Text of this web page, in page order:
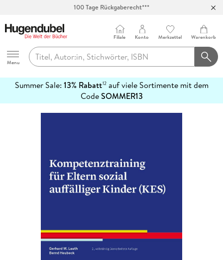
100 Tage Rückgaberecht***
Hugendubel
Menu
Filiale Konto Merkzettel Warenkorb
Summer Sale: 13% Rabatt12auf viele Sortimente mit dem
CodeSOMMER13
erfahren